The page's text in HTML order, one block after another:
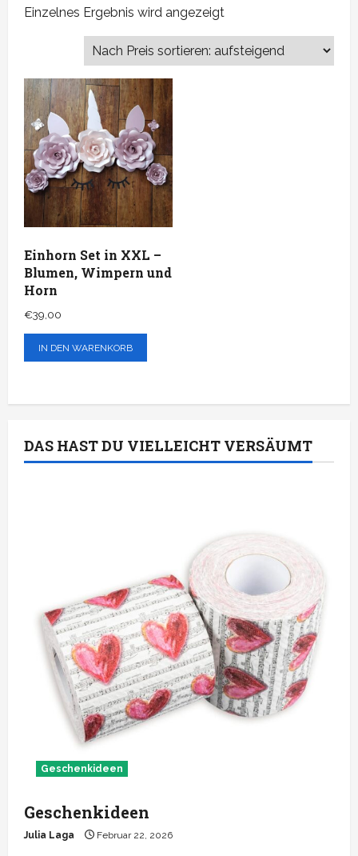
Einzelnes Ergebnis wird angezeigt
Einhorn Set in XXL –
Blumen, Wimpern und
Horn
€39,00
IN DEN WARENKORB
DAS HAST DU VIELLEICHT VERSÄUMT
Geschenkideen
Geschenkideen
Julia Laga Februar 22, 2026